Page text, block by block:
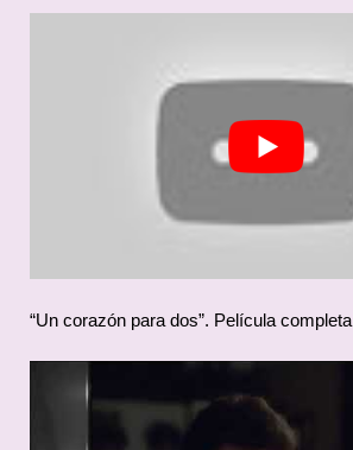
“Un corazón para dos”. Película completa